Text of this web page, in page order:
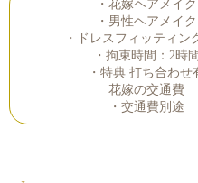
・花嫁ヘアメイク
・男性ヘアメイク
・ドレスフィッティン
・拘束時間：2時間
・特典 打ち合わせ
花嫁の交通費
・交通費別途